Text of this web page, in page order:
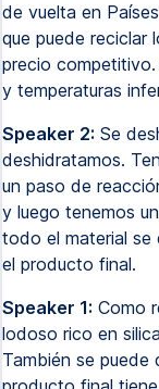
de vuelta en
que puede reciclar
precio competitivo.
y temperaturas
Speaker 2: Se
deshidratamos.
un paso de
y luego tenemos
todo el material se
el producto final.
Speaker 1: Como
lodoso rico en
También se